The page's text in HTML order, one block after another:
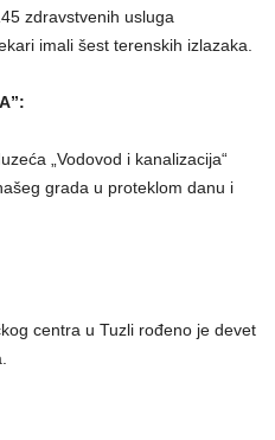
zdravstvenih usluga
imali šest terenskih izlazaka.
„Vodovod i kanalizacija“
grada u proteklom danu i
centra u Tuzli rođeno je devet